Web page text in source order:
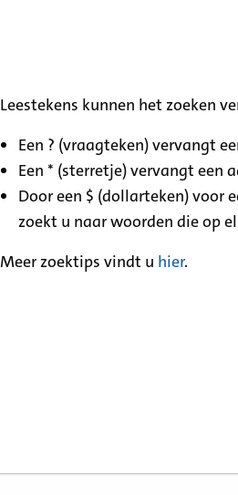
Leestekens kunnen het zoeken
Een ? (vraagteken) vervangt
Een * (sterretje) vervangt een
Door een $ (dollarteken) voor
zoekt u naar woorden die op
Meer zoektips vindt u hier.